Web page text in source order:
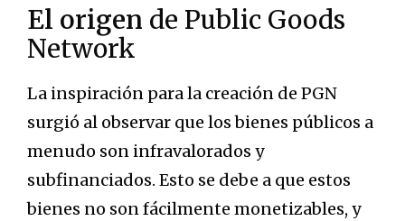
El origen de Public Goods
Network
La inspiración para la creación de PGN
surgió al observar que los bienes públicos a
menudo son infravalorados y
subfinanciados. Esto se debe a que estos
bienes no son fácilmente monetizables, y